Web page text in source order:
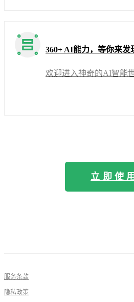
360+ AI能力，等你来发
欢迎进入神奇的AI智能
立即使用
服务条款
隐私政策